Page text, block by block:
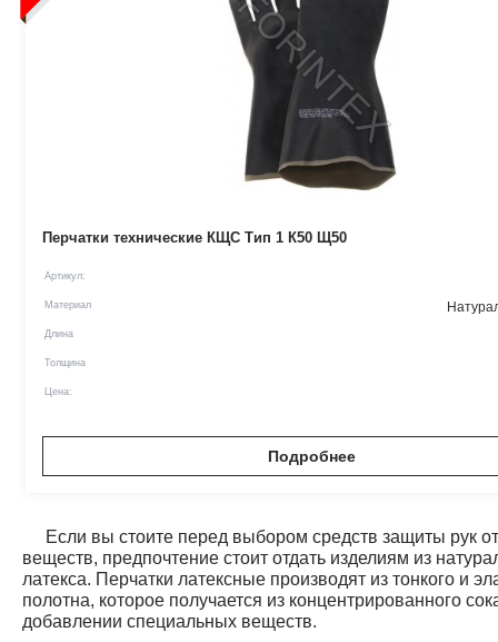
Если вы стоите перед выбором средств защиты рук
веществ, предпочтение стоит отдать изделиям из
латекса. Перчатки латексные производят из тонкого и
полотна, которое получается из концентрированного
добавлении специальных веществ.
Перчатки технические КЩС Тип 1 К50 Щ50
Артикул:
Материал
Длина
Толщина
Цена:
Подробнее